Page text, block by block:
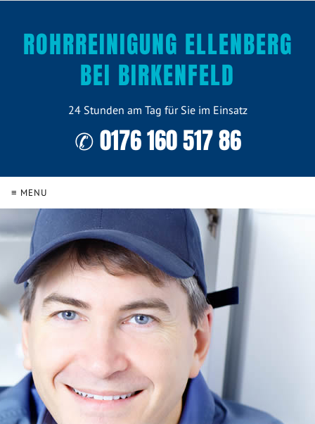
ROHRREINIGUNG ELLENBERG
BEI BIRKENFELD
24 Stunden am Tag für Sie im Einsatz
✆ 0176 160 517 86
≡ MENU